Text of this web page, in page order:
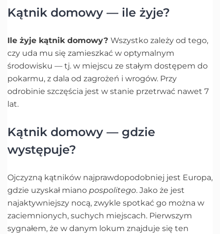
Kątnik domowy — ile żyje?
Ile żyje kątnik domowy? Wszystko zależy od tego,
czy uda mu się zamieszkać w optymalnym
środowisku — tj. w miejscu ze stałym dostępem do
pokarmu, z dala od zagrożeń i wrogów. Przy
odrobinie szczęścia jest w stanie przetrwać nawet 7
lat.
Kątnik domowy — gdzie
występuje?
Ojczyzną kątników najprawdopodobniej jest Europa,
gdzie uzyskał miano pospolitego. Jako że jest
najaktywniejszy nocą, zwykle spotkać go można w
zaciemnionych, suchych miejscach. Pierwszym
sygnałem, że w danym lokum znajduje się ten